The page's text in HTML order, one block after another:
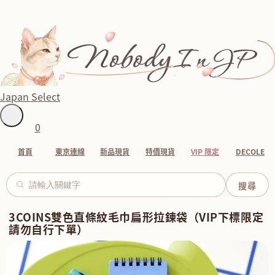
Japan Select
0
首頁 東京連線 新品現貨 特價現貨 VIP 限定 DECOLE
3COINS雙色直條紋毛巾扁形拉鍊袋（VIP下標限定
請勿自行下單）